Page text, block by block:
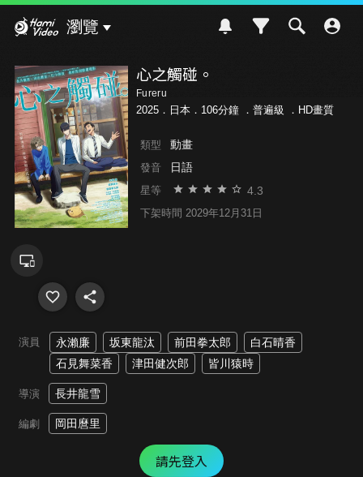
瀏覽
心之觸碰。
Fureru
2025．日本．106分鐘 ． 普遍級 ．HD畫質
類型 動畫
發音 日語
星等 4.3
下架時間 2029年12月31日
演員 永瀨廉 坂東龍汰 前田拳太郎
白石晴香
石見舞菜香
津田健次郎 皆川猿時
導演 長井龍雪
編劇 岡田麿里
請先登入